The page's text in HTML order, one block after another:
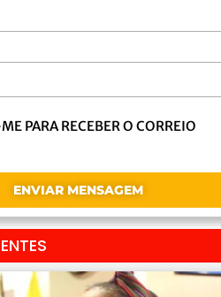
PARA RECEBER O CORREIO
ENVIAR MENSAGEM